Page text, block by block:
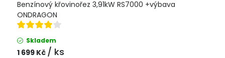
Benzínový křovinořez 3,91kW RS7000 +výbava
ONDRAGON
Skladem
1 699 Kč / ks